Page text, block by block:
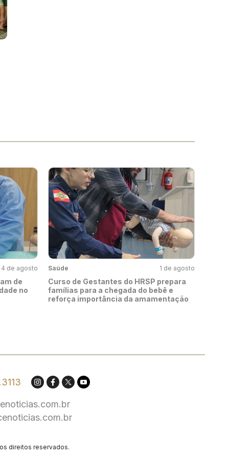
4 de agosto
de
no
Saúde 1 de agosto
Curso de Gestantes do HRSP prepara
famílias para a chegada do bebê e
reforça importância da amamentação
direitos reservados.